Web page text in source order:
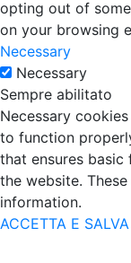
opting out of
on your browsing
Necessary
Necessary
Sempre abilitato
Necessary
to function
that ensures
the website.
information.
ACCETTA E SALVA